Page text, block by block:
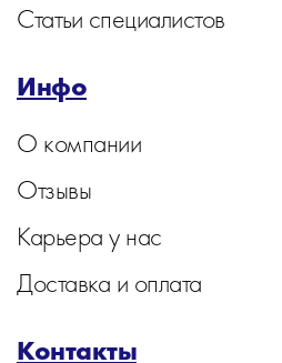
Статьи специалистов
Инфо
О компании
Отзывы
Карьера у нас
Доставка и оплата
Контакты